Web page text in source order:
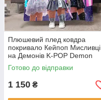
Плюшевий плед ковдра
покривало Кейпоп Мисливці
на Демонів K-POP Demon
Hunters 150х200 см
Готово до відправки
1 150 ₴